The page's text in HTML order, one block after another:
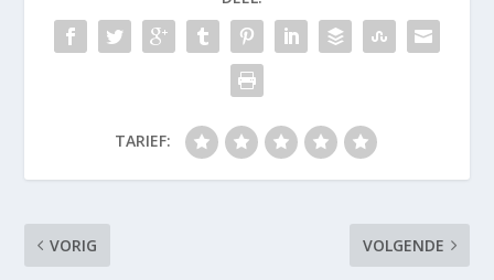
TARIEF:
VORIG VOLGENDE